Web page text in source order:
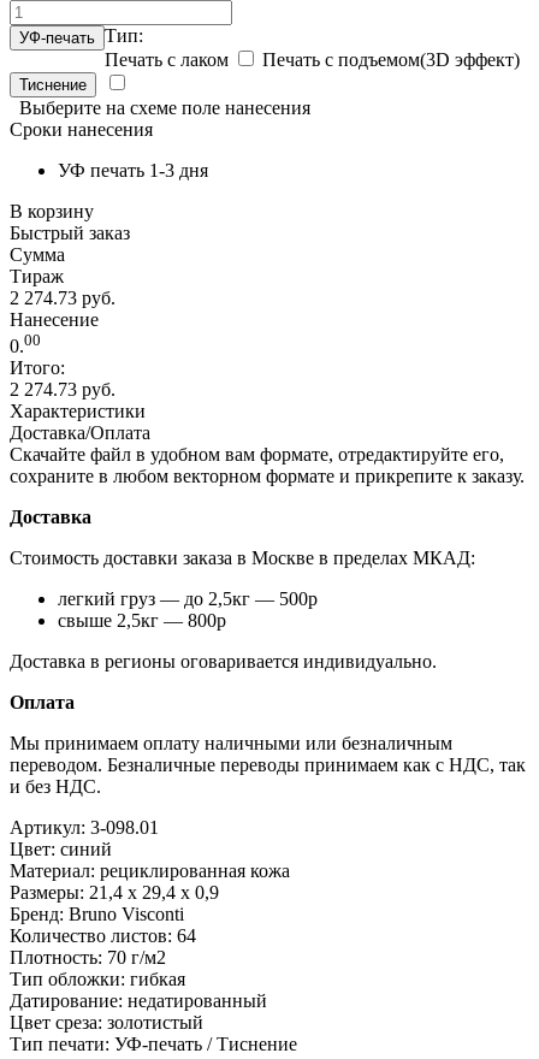
УФ-печать
Тиснение
Тип:
Печать с лаком
Печать с подъемом(3D эффект)
Выберите на схеме поле нанесения
Сроки нанесения
УФ печать 1-3 дня
В корзину
Быстрый заказ
Сумма
Тираж
2 274.73 руб.
Нанесение
0.00
Итого:
2 274.73 руб.
Характеристики
Доставка/Оплата
Скачайте файл в удобном вам формате, отредактируйте его,
сохраните в любом векторном формате и прикрепите к заказу.
Доставка
Стоимость доставки заказа в Москве в пределах МКАД:
легкий груз — до 2,5кг — 500р
свыше 2,5кг — 800р
Доставка в регионы оговаривается индивидуально.
Оплата
Мы принимаем оплату наличными или безналичным
переводом. Безналичные переводы принимаем как с НДС, так
и без НДС.
Артикул: 3-098.01
Цвет: синий
Материал: рециклированная кожа
Размеры: 21,4 х 29,4 х 0,9
Бренд: Bruno Visconti
Количество листов: 64
Плотность: 70 г/м2
Тип обложки: гибкая
Датирование: недатированный
Цвет среза: золотистый
Тип печати: УФ-печать / Тиснение